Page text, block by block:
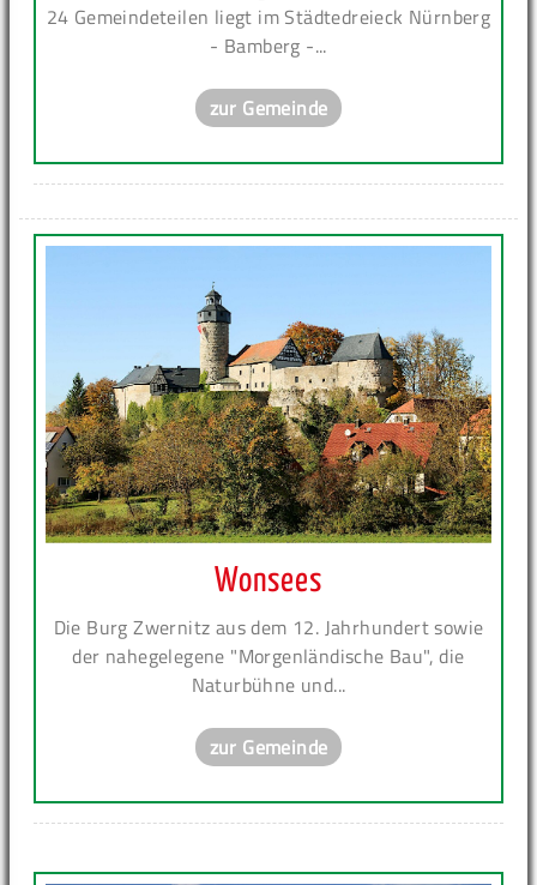
24 Gemeindeteilen liegt im Städtedreieck Nürnberg
- Bamberg -...
zur Gemeinde
Wonsees
Die Burg Zwernitz aus dem 12. Jahrhundert sowie
der nahegelegene "Morgenländische Bau", die
Naturbühne und...
zur Gemeinde